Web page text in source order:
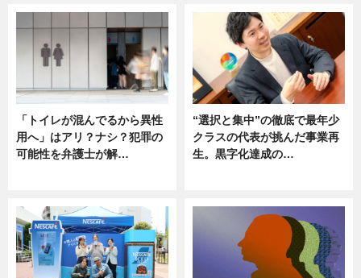
「トイレが混んでるから異性
用へ」はアリ？ナシ？犯罪の
可能性を弁護士が解…
“選択と集中”の徹底で最年少
クラスの代表が挑んだ事業再
生。黒字化達成の…